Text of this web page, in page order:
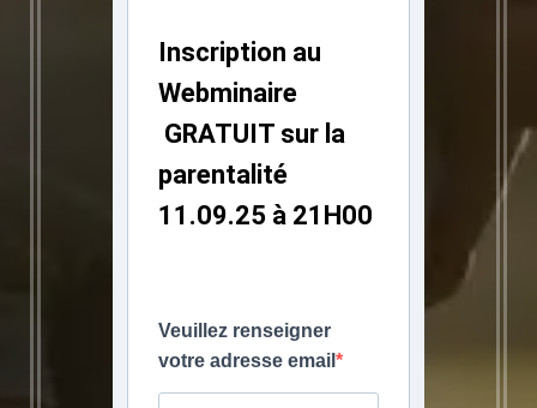
Inscription au
Webminaire
GRATUIT sur la
parentalité
11.09.25 à 21H00
Veuillez renseigner
votre adresse email